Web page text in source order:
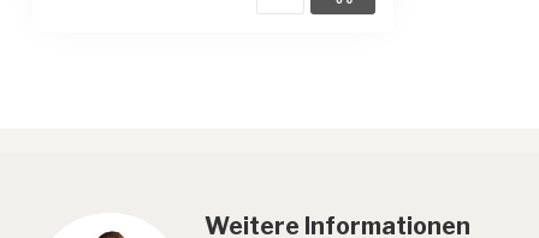
Weitere Informationen